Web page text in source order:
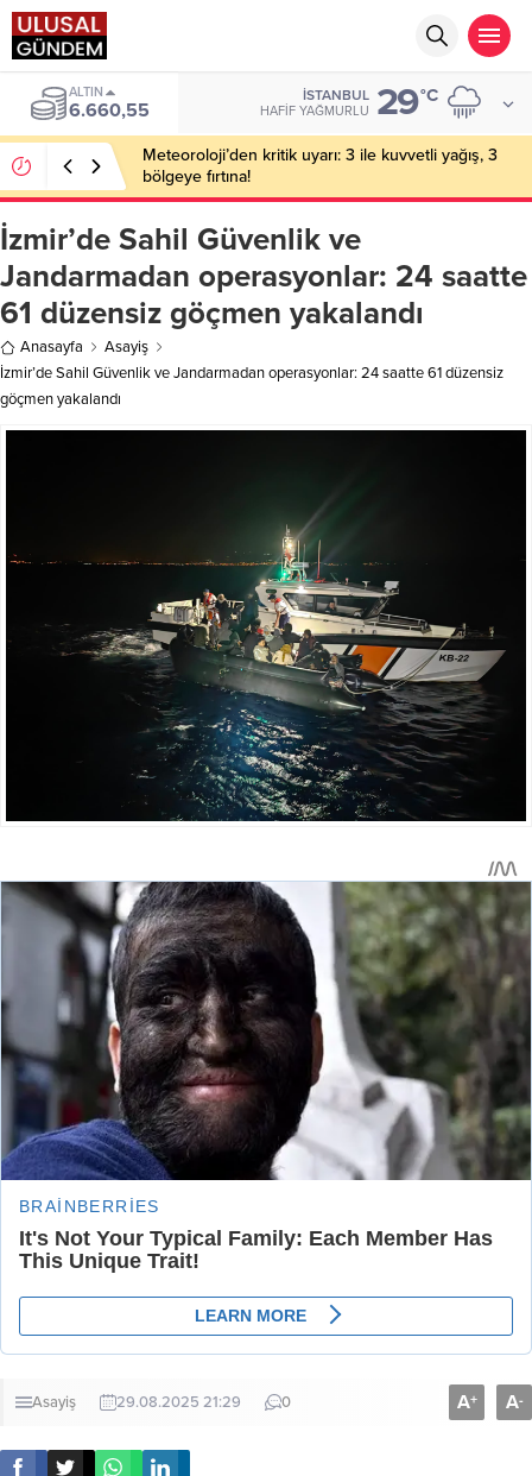
ALTIN
6.660,55
İSTANBUL
HAFIF YAĞMURLU 29°C
Meteoroloji’den kritik uyarı: 3 ile kuvvetli yağış, 3
bölgeye fırtına!
İzmir’de Sahil Güvenlik ve
Jandarmadan operasyonlar: 24 saatte
61 düzensiz göçmen yakalandı
Anasayfa
Asayiş
İzmir’de Sahil Güvenlik ve Jandarmadan operasyonlar: 24 saatte 61 düzensiz
göçmen yakalandı
Asayiş 29.08.2025 21:29 0 A+ A-